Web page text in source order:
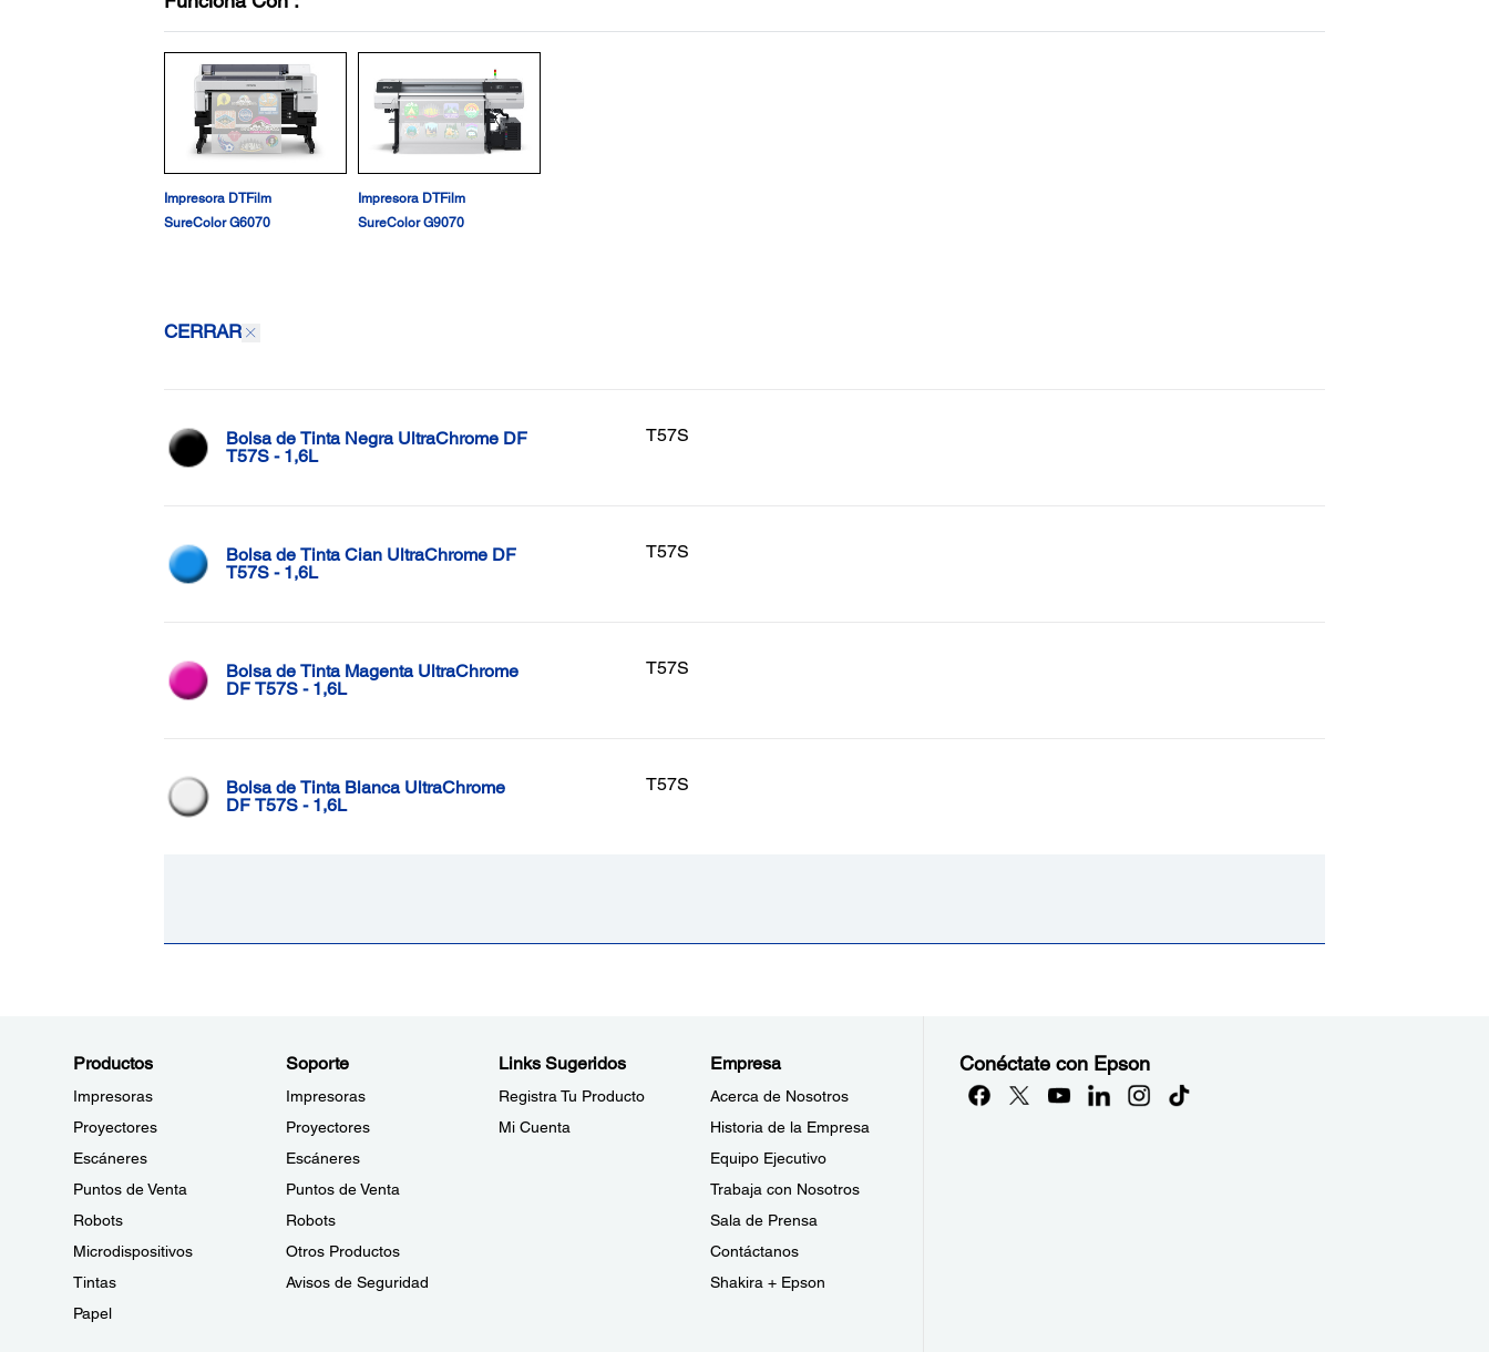
Impresora DTFilm
SureColor G6070
Impresora DTFilm
SureColor G9070
CERRAR
Bolsa de Tinta Negra UltraChrome DF
T57S - 1,6L
T57S
Bolsa de Tinta Cian UltraChrome DF
T57S - 1,6L
T57S
Bolsa de Tinta Magenta UltraChrome
DF T57S - 1,6L
T57S
Bolsa de Tinta Blanca UltraChrome
DF T57S - 1,6L
T57S
Productos
Impresoras
Proyectores
Escáneres
Puntos de Venta
Robots
Microdispositivos
Tintas
Papel
Soporte
Impresoras
Proyectores
Escáneres
Puntos de Venta
Robots
Otros Productos
Avisos de Seguridad
Links Sugeridos
Registra Tu Producto
Mi Cuenta
Empresa
Acerca de Nosotros
Historia de la Empresa
Equipo Ejecutivo
Trabaja con Nosotros
Sala de Prensa
Contáctanos
Shakira + Epson
Conéctate con Epson